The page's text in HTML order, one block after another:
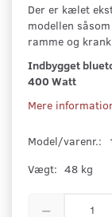
Der er kælet
modellen
ramme og
Indbygget
400 Watt
Mere
Model/varenr.:
Vægt: 48 kg